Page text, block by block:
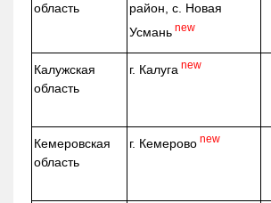
область
район, с. Новая
Усмань new
Калужская
область
г. Калуга new
Кемеровская
область
г. Кемерово new